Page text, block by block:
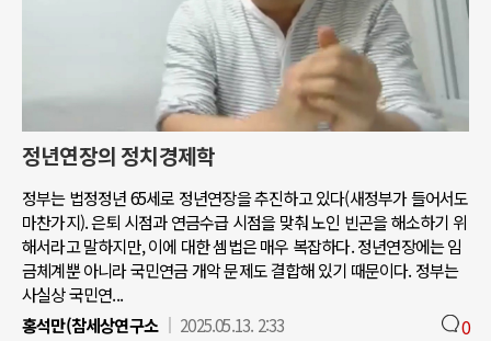
정년연장의 정치경제학
정부는 법정정년 65세로 정년연장을 추진하고 있다(새정부가 들어서도
마찬가지). 은퇴 시점과 연금수급 시점을 맞춰 노인 빈곤을 해소하기 위
해서라고 말하지만, 이에 대한 셈법은 매우 복잡하다. 정년연장에는 임
금체계뿐 아니라 국민연금 개악 문제도 결합해 있기 때문이다. 정부는
사실상 국민연...
홍석만(참세상연구소
2025.05.13. 2:33 0